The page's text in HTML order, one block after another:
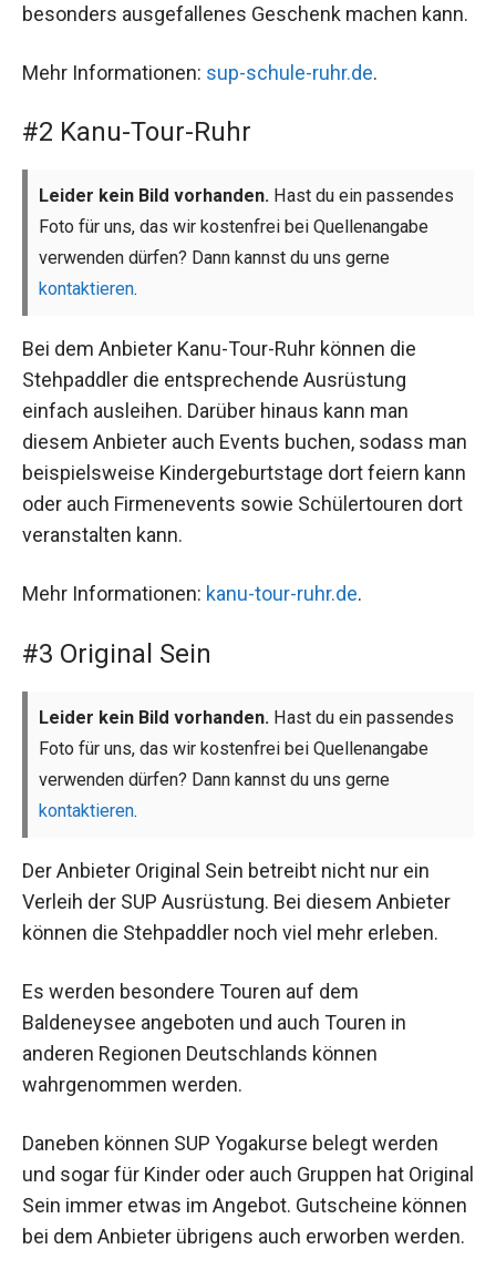
besonders ausgefallenes Geschenk machen kann.
Mehr Informationen: sup-schule-ruhr.de.
#2 Kanu-Tour-Ruhr
Leider kein Bild vorhanden. Hast du ein passendes
Foto für uns, das wir kostenfrei bei Quellenangabe
verwenden dürfen? Dann kannst du uns gerne
kontaktieren.
Bei dem Anbieter Kanu-Tour-Ruhr können die
Stehpaddler die entsprechende Ausrüstung
einfach ausleihen. Darüber hinaus kann man
diesem Anbieter auch Events buchen, sodass man
beispielsweise Kindergeburtstage dort feiern kann
oder auch Firmenevents sowie Schülertouren dort
veranstalten kann.
Mehr Informationen: kanu-tour-ruhr.de.
#3 Original Sein
Leider kein Bild vorhanden. Hast du ein passendes
Foto für uns, das wir kostenfrei bei Quellenangabe
verwenden dürfen? Dann kannst du uns gerne
kontaktieren.
Der Anbieter Original Sein betreibt nicht nur ein
Verleih der SUP Ausrüstung. Bei diesem Anbieter
können die Stehpaddler noch viel mehr erleben.
Es werden besondere Touren auf dem
Baldeneysee angeboten und auch Touren in
anderen Regionen Deutschlands können
wahrgenommen werden.
Daneben können SUP Yogakurse belegt werden
und sogar für Kinder oder auch Gruppen hat Original
Sein immer etwas im Angebot. Gutscheine können
bei dem Anbieter übrigens auch erworben werden.